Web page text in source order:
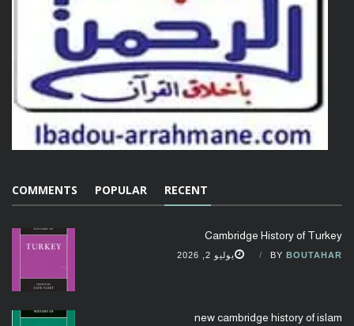
RECENT
POPULAR
COMMENTS
Cambridge History of Turkey
BY BOUTAHAR يوليو 2, 2026
new cambridge history of islam